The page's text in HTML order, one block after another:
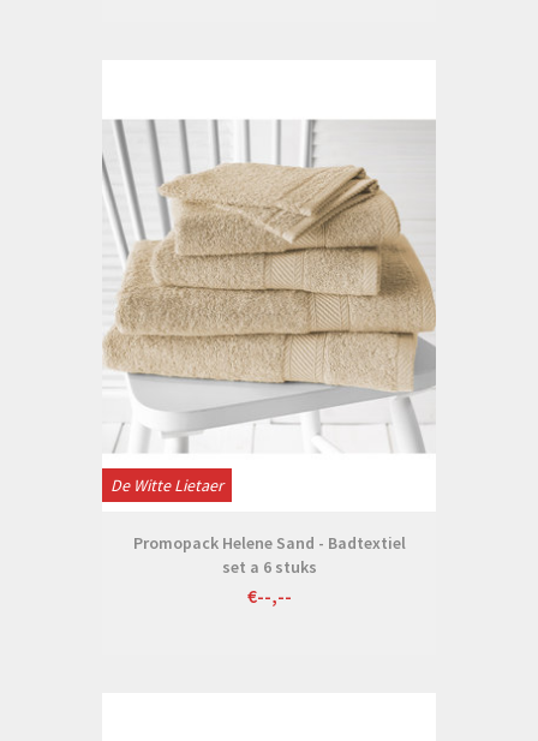
De Witte Lietaer
Promopack Helene Sand - Badtextiel
set a 6 stuks
€--,--